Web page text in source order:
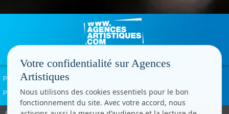
Politique de confidentialité
Paramètres cookies
Votre confidentialité sur Agences
Artistiques
Nous utilisons des cookies essentiels pour le bon
fonctionnement du site. Avec votre accord, nous